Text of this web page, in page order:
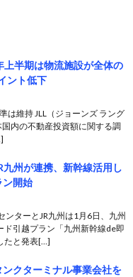
上半期は物流施設が全体の
ント低下
は維持 JLL（ジョーンズ ラング
内の不動産投資額に関する調
州が連携、新幹線活用し
ン開始
ンターとJR九州は1月6日、九州
引越プラン「九州新幹線de即
たと発表[…]
クターミナル事業会社を